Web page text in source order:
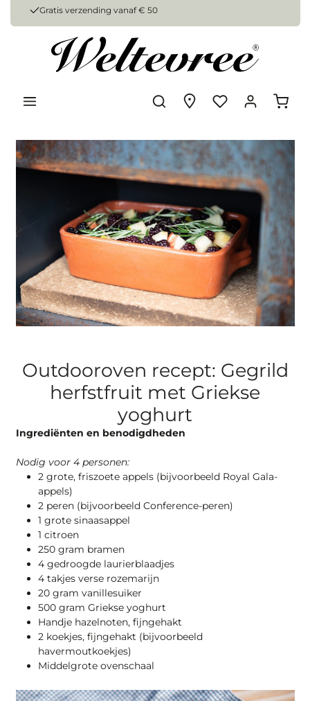
Gratis verzending vanaf € 50
Outdooroven recept: Gegrild
herfstfruit met Griekse
yoghurt
Ingrediënten en benodigdheden
Nodig voor 4 personen:
2 grote, friszoete appels (bijvoorbeeld Royal Gala-
appels)
2 peren (bijvoorbeeld Conference-peren)
1 grote sinaasappel
1 citroen
250 gram bramen
4 gedroogde laurierblaadjes
4 takjes verse rozemarijn
20 gram vanillesuiker
500 gram Griekse yoghurt
Handje hazelnoten, fijngehakt
2 koekjes, fijngehakt (bijvoorbeeld
havermoutkoekjes)
Middelgrote ovenschaal